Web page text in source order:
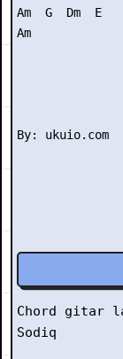
Am  G  Dm  E
Am
Chord gitar
Sodiq